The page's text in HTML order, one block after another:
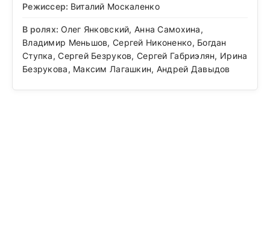
Режиссер: Виталий Москаленко
В ролях: Олег Янковский, Анна Самохина,
Владимир Меньшов, Сергей Никоненко, Богдан
Ступка, Сергей Безруков, Сергей Габриэлян, Ирина
Безрукова, Максим Лагашкин, Андрей Давыдов